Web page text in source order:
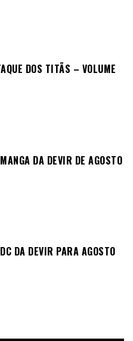
DOS TITÃS – VOLUME
DA DEVIR DE AGOSTO
DA DEVIR PARA AGOSTO